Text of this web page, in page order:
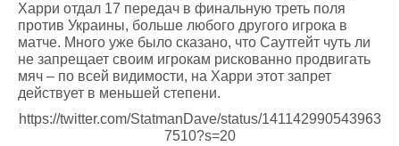
Харри отдал 17 передач в финальную треть поля
против Украины, больше любого другого игрока в
матче. Много уже было сказано, что Саутгейт чуть ли
не запрещает своим игрокам рискованно продвигать
мяч – по всей видимости, на Харри этот запрет
действует в меньшей степени.
https://twitter.com/StatmanDave/status/141142990543963
7510?s=20